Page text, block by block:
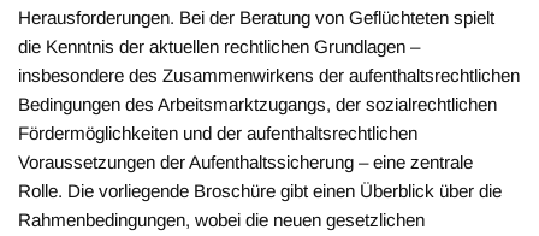
Herausforderungen. Bei der Beratung von Geflüchteten spielt
die Kenntnis der aktuellen rechtlichen Grundlagen –
insbesondere des Zusammenwirkens der aufenthaltsrechtlichen
Bedingungen des Arbeitsmarktzugangs, der sozialrechtlichen
Fördermöglichkeiten und der aufenthaltsrechtlichen
Voraussetzungen der Aufenthaltssicherung – eine zentrale
Rolle. Die vorliegende Broschüre gibt einen Überblick über die
Rahmenbedingungen, wobei die neuen gesetzlichen